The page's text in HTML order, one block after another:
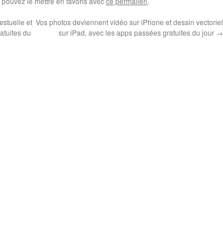
et
du
Vos photos deviennent vidéo sur iPhone et dessin vectoriel
sur iPad, avec les apps passées gratuites du jour →